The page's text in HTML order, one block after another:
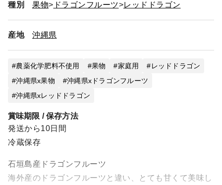
種別 果物 ドラゴンフルーツ レッドドラゴン
産地 沖縄県
農薬化学肥料不使用 果物 家庭用
レッドドラゴン
沖縄県x果物
沖縄県xドラゴンフルーツ
沖縄県xレッドドラゴン
賞味期限 / 保存方法
発送から10日間
冷蔵保存
石垣島産ドラゴンフルーツ
海外産のドラゴンフルーツと違い、とても甘くて美味し